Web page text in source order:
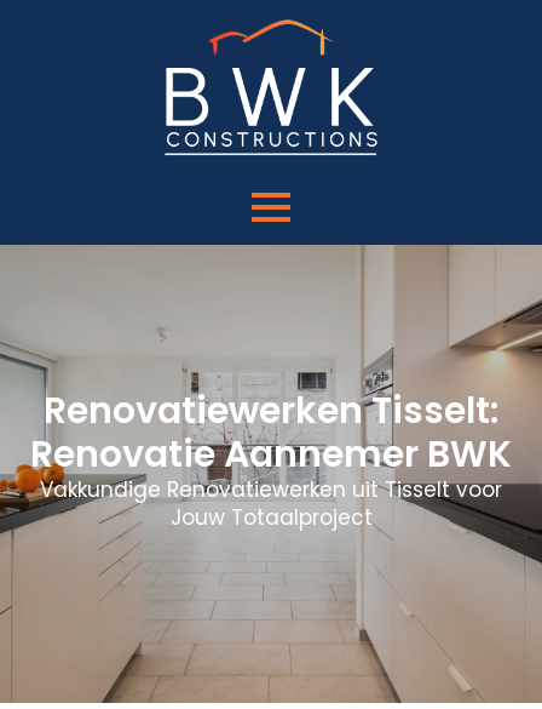
Renovatiewerken Tisselt:
Renovatie Aannemer BWK
Vakkundige Renovatiewerken uit Tisselt voor
Jouw Totaalproject